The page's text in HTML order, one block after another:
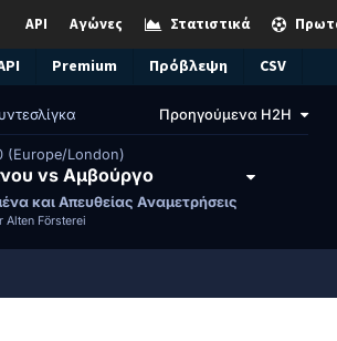
Στατιστικά
Αγώνες
API
Premium Πρόβλεψη CSV
Προηγούμενα H2H
(Europe/London)
vs Αμβούργο
και Απευθείας Αναμετρήσεις
Alten Försterei